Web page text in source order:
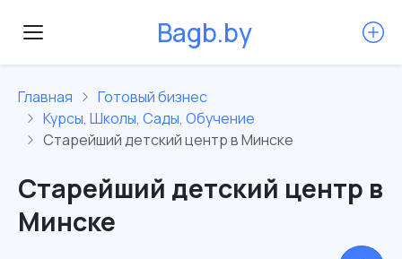
Bagb.by
Главная
Готовый бизнес
Курсы, Школы, Сады, Обучение
Старейший детский центр в Минске
Старейший детский центр в
Минске